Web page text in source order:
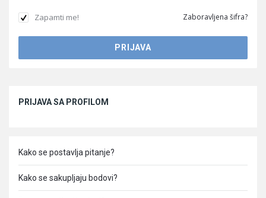
Zapamti me! Zaboravljena šifra?
PRIJAVA SA PROFILOM
Kako se postavlja pitanje?
Kako se sakupljaju bodovi?